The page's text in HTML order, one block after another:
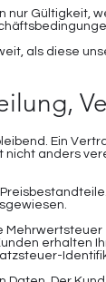
Gültigkeit,
als diese
Ein
anders
erhalten